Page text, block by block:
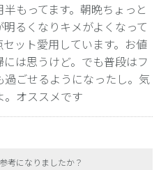
もってます。朝晩ちょっと
るくなりキメがよくなって
ット愛用しています。お値
は思うけど。でも普段はフ
ごせるようになったし。気
オススメです
考になりましたか？